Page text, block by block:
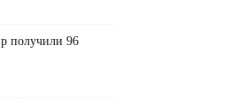
получили 96